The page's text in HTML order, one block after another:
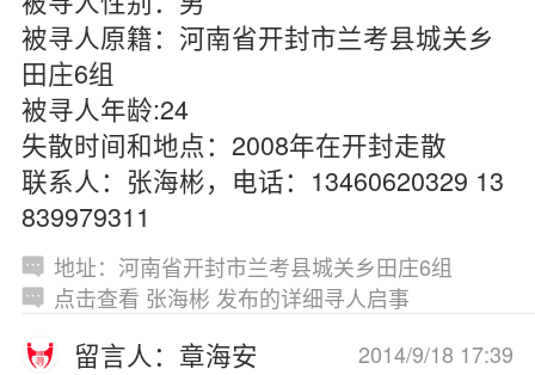
被寻人原籍：河南省开封市兰考县城关乡
田庄6组
被寻人年龄:24
失散时间和地点：2008年在开封走散
联系人：张海彬，电话：13460620329 13
839979311
地址：河南省开封市兰考县城关乡田庄6组
点击查看 张海彬 发布的详细寻人启事
2014/9/18 17:39
留言人：章海安